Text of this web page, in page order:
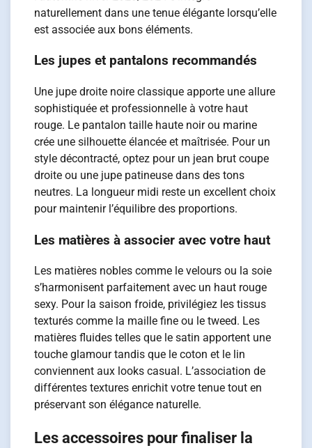
naturellement dans une tenue élégante lorsqu’elle
est associée aux bons éléments.
Les jupes et pantalons recommandés
Une jupe droite noire classique apporte une allure
sophistiquée et professionnelle à votre haut
rouge. Le pantalon taille haute noir ou marine
crée une silhouette élancée et maîtrisée. Pour un
style décontracté, optez pour un jean brut coupe
droite ou une jupe patineuse dans des tons
neutres. La longueur midi reste un excellent choix
pour maintenir l’équilibre des proportions.
Les matières à associer avec votre haut
Les matières nobles comme le velours ou la soie
s’harmonisent parfaitement avec un haut rouge
sexy. Pour la saison froide, privilégiez les tissus
texturés comme la maille fine ou le tweed. Les
matières fluides telles que le satin apportent une
touche glamour tandis que le coton et le lin
conviennent aux looks casual. L’association de
différentes textures enrichit votre tenue tout en
préservant son élégance naturelle.
Les accessoires pour finaliser la